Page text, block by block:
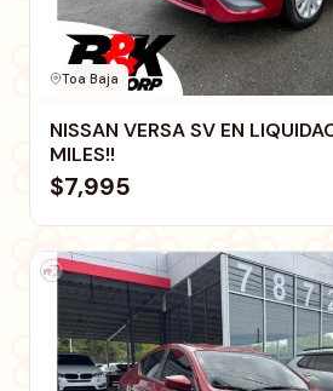
Toa Baja
NISSAN VERSA SV EN
MILES!!
$7,995